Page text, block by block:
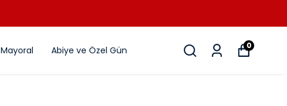
Mayoral Abiye ve Özel Gün 0